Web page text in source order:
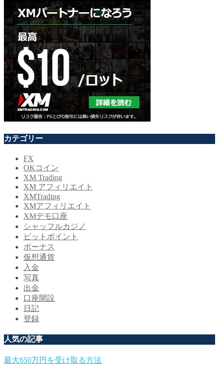
カテゴリー
FX
OKコイン
XM Trading
XM アフィリエイト
XMTrading
XMアフィリエイト
XMデモ口座
シャッフルカジノ
ビットポイント
ボーナス
仮想通貨
入金
写真
出金
口座開設
日記
登録
人気の記事
最大650万円を受け取る方法